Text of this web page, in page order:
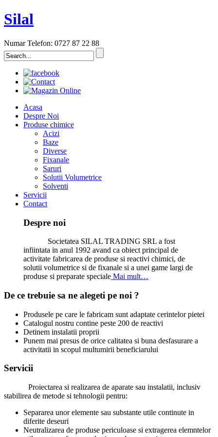
Silal
Numar Telefon: 0727 87 22 88
Acasa
Despre Noi
Produse chimice
Acizi
Baze
Diverse
Fixanale
Saruri
Solutii Volumetrice
Solventi
Servicii
Contact
Despre noi
Societatea SILAL TRADING SRL a fost
infiintata in anul 1992 avand ca obiect principal de
activitate fabricarea de produse si reactivi chimici, de
solutii volumetrice si de fixanale si a unei game largi de
produse si preparate speciale Mai mult…
De ce trebuie sa ne alegeti pe noi ?
Produsele pe care le fabricam sunt adaptate cerintelor pietei
Catalogul nostru contine peste 200 de reactivi
Detinem instalatii proprii
Punem mai presus de orice calitatea si buna desfasurare a
activitatii in scopul multumirii beneficiarului
Servicii
Proiectarea si realizarea de aparate sau instalatii, inclusiv
stabilirea de metode si tehnologii pentru:
Separarea unor elemente sau substante utile continute in
diferite deseuri
Neutralizarea de produse periculoase si extragerea elemntelor